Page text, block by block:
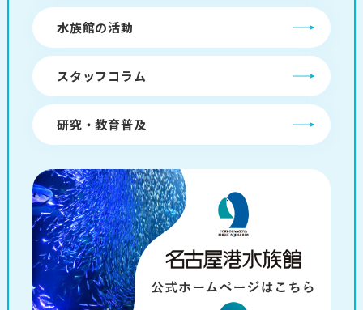
水族館の活動
スタッフコラム
研究・教育普及